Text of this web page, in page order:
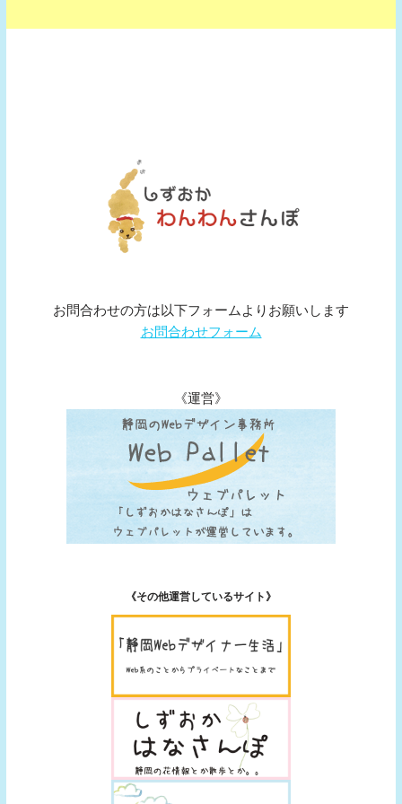
お問合わせの方は以下フォームよりお願いします
お問合わせフォーム
《運営》
《その他運営しているサイト》